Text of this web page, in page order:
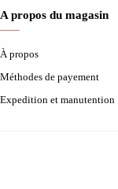
A propos du magasin
À propos
Méthodes de payement
Expedition et manutention